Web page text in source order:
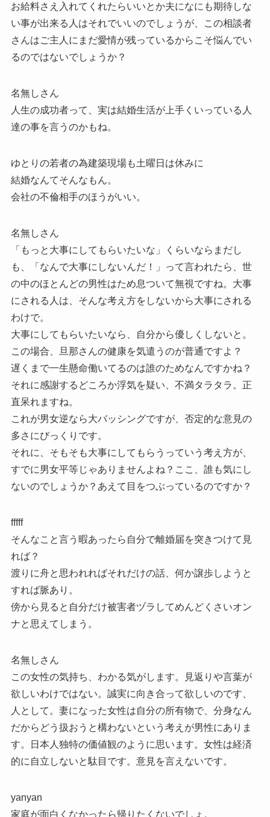
お給料さえ入れてくれたらいいとか夫になにも期待しな
い事が出来る人はそれでいいのでしょうが、この相談者
さんはご主人にまだ愛情が残っているからこそ悩んでい
るのではないでしょうか？
名無しさん
人生の成功者って、実は結婚生活が上手くいっている人
達の事を言うのかもね。
ゆとりの若者の為建築現場も土曜日は休みに
結婚なんてそんなもん。
会社の不倫相手のほうがいい。
名無しさん
「もっと大事にしてもらいたいな」くらいならまだし
も、「なんで大事にしないんだ！」って言われたら、世
の中のほとんどの男性はため息ついて無視ですね。大事
にされる人は、そんな考え方をしないから大事にされる
わけで。
大事にしてもらいたいなら、自分から優しくしないと。
この場合、旦那さんの健康を気遣うのが普通ですよ？
遅くまで一生懸命働いてるのは誰のためなんですかね？
それに感謝するどころか浮気を疑い、不満タラタラ。正
直呆れますね。
これが男女逆なら大バッシングですが、否定的な意見の
多さにびっくりです。
それに、そもそも大事にしてもらうっていう考え方が、
すでに男女平等じゃありませんよね？ここ、誰も気にし
ないのでしょうか？あえて目をつぶっているのですか？
fffff
そんなこと言う暇あったら自分で離婚届を突きつけて見
れば？
渡りに舟と思われればそれだけの話、何か譲歩しようと
すれば脈あり。
傍から見ると自分だけ被害者ヅラしてめんどくさいオン
ナと思えてしまう。
名無しさん
この女性の気持ち、わかる気がします。見返りや言葉が
欲しいわけではない。誠実に向き合って欲しいのです、
人として。妻になった女性は自分の所有物で、分身なん
だからどう扱おうと構わないという考えが男性にありま
す。日本人独特の価値観のように思います。女性は経済
的に自立しないと駄目です。意見を言えないです。
yanyan
家庭が面白くなかったら帰りたくないでしょ。